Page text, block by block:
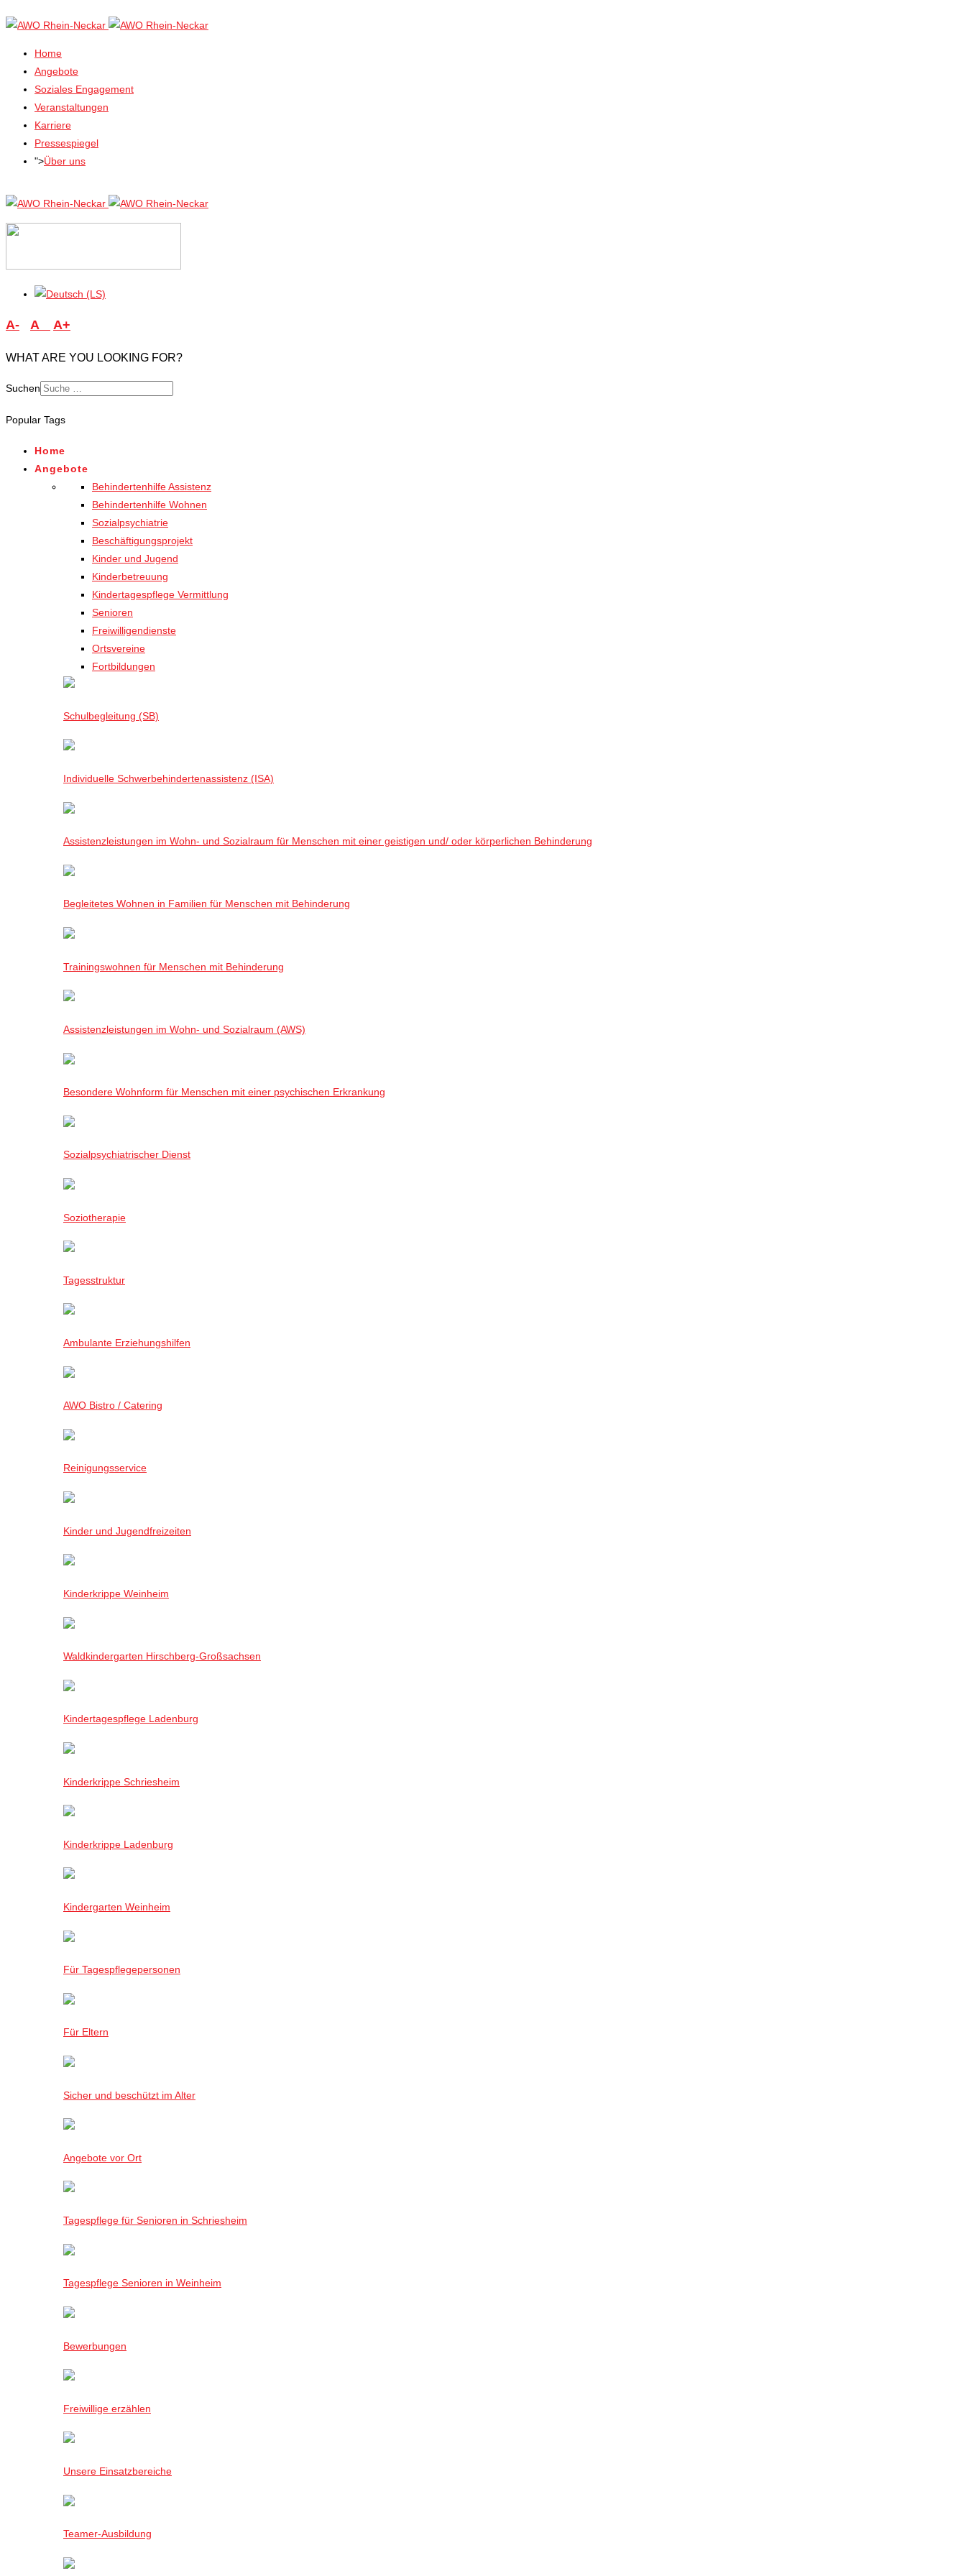
Home
Angebote
Soziales Engagement
Veranstaltungen
Karriere
Pressespiegel
">Über uns
A- A A+
WHAT ARE YOU LOOKING FOR?
Suchen
Popular Tags
Home
Angebote
Behindertenhilfe Assistenz
Behindertenhilfe Wohnen
Sozialpsychiatrie
Beschäftigungsprojekt
Kinder und Jugend
Kinderbetreuung
Kindertagespflege Vermittlung
Senioren
Freiwilligendienste
Ortsvereine
Fortbildungen
Schulbegleitung (SB)
Individuelle Schwerbehindertenassistenz (ISA)
Assistenzleistungen im Wohn- und Sozialraum für Menschen mit einer geistigen und/ oder körperlichen Behinderung
Begleitetes Wohnen in Familien für Menschen mit Behinderung
Trainingswohnen für Menschen mit Behinderung
Assistenzleistungen im Wohn- und Sozialraum (AWS)
Besondere Wohnform für Menschen mit einer psychischen Erkrankung
Sozialpsychiatrischer Dienst
Soziotherapie
Tagesstruktur
Ambulante Erziehungshilfen
AWO Bistro / Catering
Reinigungsservice
Kinder und Jugendfreizeiten
Kinderkrippe Weinheim
Waldkindergarten Hirschberg-Großsachsen
Kindertagespflege Ladenburg
Kinderkrippe Schriesheim
Kinderkrippe Ladenburg
Kindergarten Weinheim
Für Tagespflegepersonen
Für Eltern
Sicher und beschützt im Alter
Angebote vor Ort
Tagespflege für Senioren in Schriesheim
Tagespflege Senioren in Weinheim
Bewerbungen
Freiwillige erzählen
Unsere Einsatzbereiche
Teamer-Ausbildung